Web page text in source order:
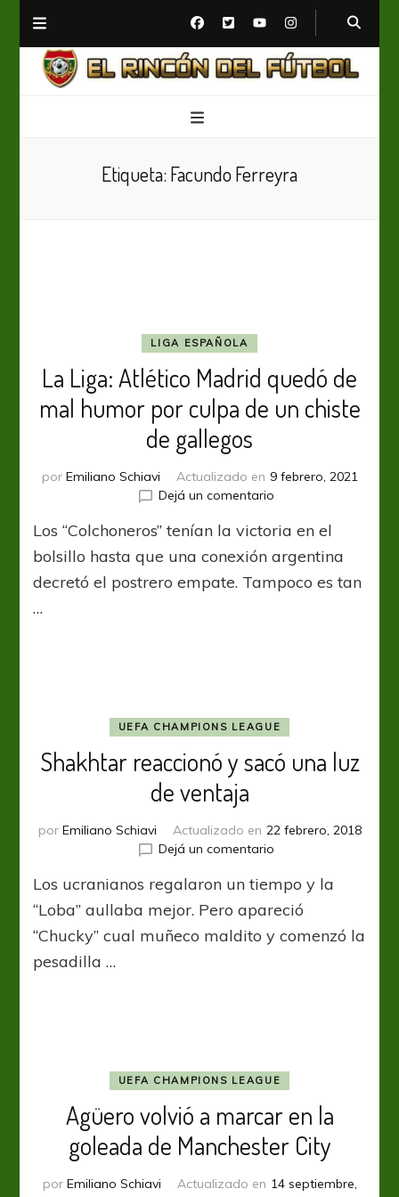
Etiqueta: Facundo Ferreyra
LIGA ESPAÑOLA
La Liga: Atlético Madrid quedó de
mal humor por culpa de un chiste
de gallegos
por Emiliano Schiavi Actualizado en 9 febrero, 2021
Dejá un comentarioen
Liga:
Atlético
Madrid
quedó
un
chiste
de
gallegos
Los “Colchoneros” tenían la victoria en el
bolsillo hasta que una conexión argentina
decretó el postrero empate. Tampoco es tan
…
UEFA CHAMPIONS LEAGUE
Shakhtar reaccionó y sacó una luz
de ventaja
por Emiliano Schiavi Actualizado en 22 febrero, 2018
Dejá un comentarioen
reaccionó
y
una
Los ucranianos regalaron un tiempo y la
“Loba” aullaba mejor. Pero apareció
“Chucky” cual muñeco maldito y comenzó la
pesadilla …
UEFA CHAMPIONS LEAGUE
Agüero volvió a marcar en la
goleada de Manchester City
por Emiliano Schiavi Actualizado en 14 septiembre,